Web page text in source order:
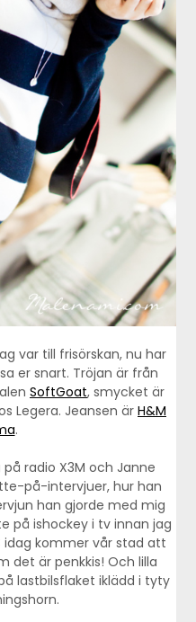
var till frisörskan, nu har
er snart. Tröjan är från
SoftGoat, smycket är
Legera. Jeansen är H&M
.
radio X3M och Janne
på-intervjuer, hur han
han gjorde med mig
på ishockey i tv innan jag
idag kommer vår stad att
det är penkkis! Och lilla
lastbilsflaket iklädd i tyty